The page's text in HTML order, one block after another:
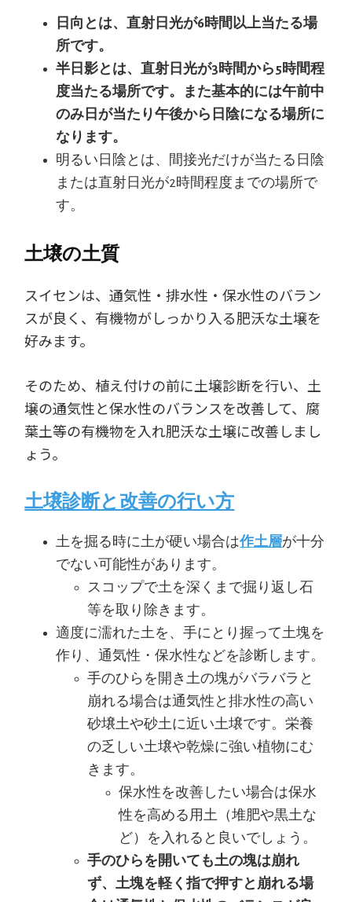
日向とは、直射日光が6時間以上当たる場
所です。
半日影とは、直射日光が3時間から5時間程
度当たる場所です。また基本的には午前中
のみ日が当たり午後から日陰になる場所に
なります。
明るい日陰とは、間接光だけが当たる日陰
または直射日光が2時間程度までの場所で
す。
土壌の土質
スイセンは、通気性・排水性・保水性のバラン
スが良く、有機物がしっかり入る肥沃な土壌を
好みます。
そのため、植え付けの前に土壌診断を行い、土
壌の通気性と保水性のバランスを改善して、腐
葉土等の有機物を入れ肥沃な土壌に改善しまし
ょう。
土壌診断と改善の行い方
土を掘る時に土が硬い場合は作土層が十分
でない可能性があります。
スコップで土を深くまで掘り返し石
等を取り除きます。
適度に濡れた土を、手にとり握って土塊を
作り、通気性・保水性などを診断します。
手のひらを開き土の塊がバラバラと
崩れる場合は通気性と排水性の高い
砂壌土や砂土に近い土壌です。栄養
の乏しい土壌や乾燥に強い植物にむ
きます。
保水性を改善したい場合は保水
性を高める用土（堆肥や黒土な
ど）を入れると良いでしょう。
手のひらを開いても土の塊は崩れ
ず、土塊を軽く指で押すと崩れる場